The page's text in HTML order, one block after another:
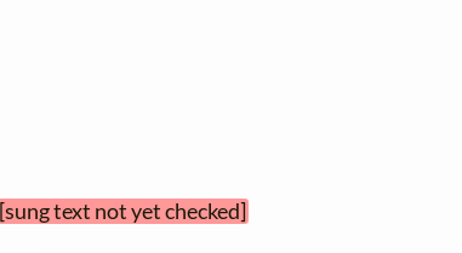
[sung text not yet checked]